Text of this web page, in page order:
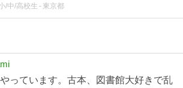
/中/高校生 東京都
っています。古本、図書館大好きで乱